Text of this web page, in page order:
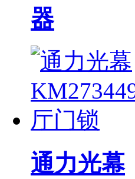
器
通力光幕